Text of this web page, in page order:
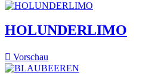
HOLUNDERLIMO
 Vorschau